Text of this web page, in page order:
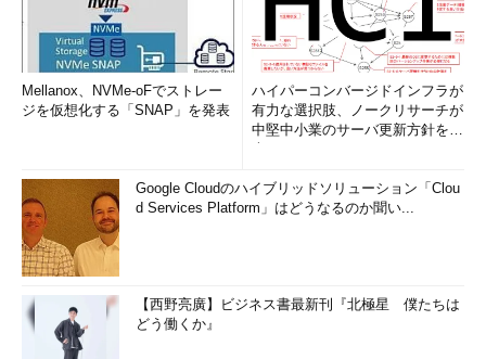
Mellanox、NVMe-oFでストレー
ジを仮想化する「SNAP」を発表
ハイパーコンバージドインフラが
有力な選択肢、ノークリサーチが
中堅中小業のサーバ更新方針を調
査
Google Cloudのハイブリッドソリューション「Clou
d Services Platform」はどうなるのか聞い...
【西野亮廣】ビジネス書最新刊『北極星 僕たちは
どう働くか』